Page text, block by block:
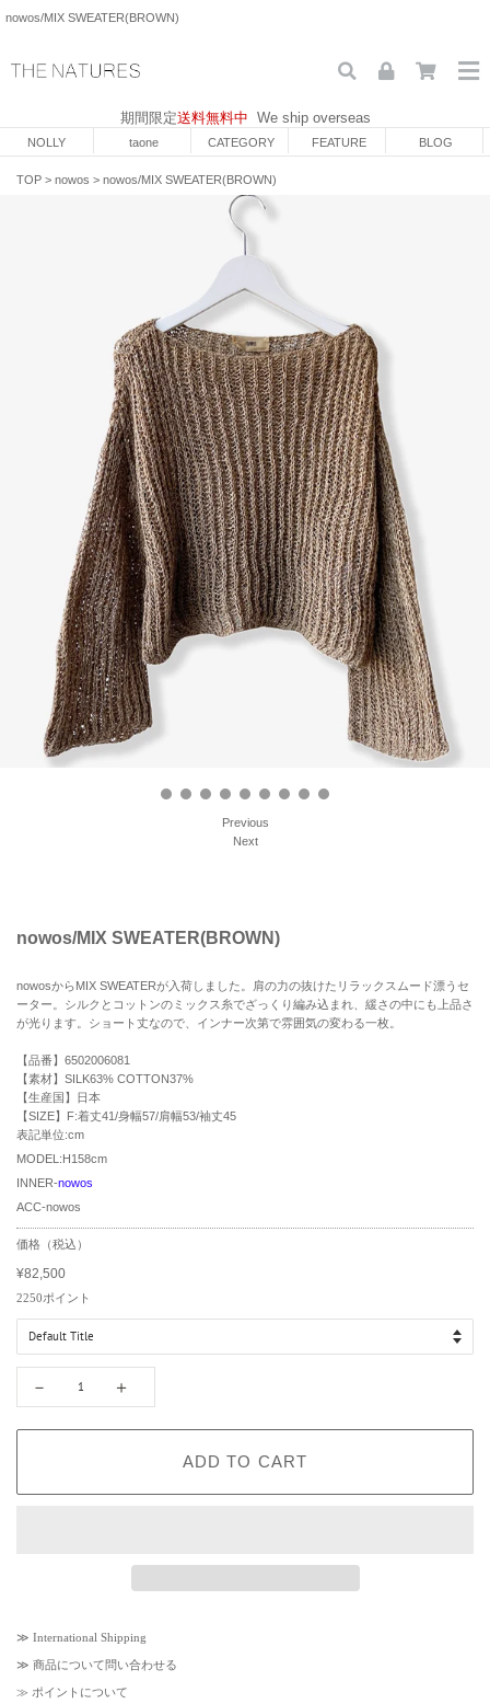
nowos/MIX SWEATER(BROWN)
期間限定送料無料中 We ship overseas
NOLLY taone CATEGORY FEATURE BLOG
TOP > nowos > nowos/MIX SWEATER(BROWN)
Previous
Next
nowos/MIX SWEATER(BROWN)
nowosからMIX SWEATERが入荷しました。肩の力の抜けたリラックスムード漂うセ
ーター。シルクとコットンのミックス糸でざっくり編み込まれ、緩さの中にも上品さ
が光ります。ショート丈なので、インナー次第で雰囲気の変わる一枚。
【品番】6502006081
【素材】SILK63% COTTON37%
【生産国】日本
【SIZE】F:着丈41/身幅57/肩幅53/袖丈45
表記単位:cm
MODEL:H158cm
INNER-nowos
ACC-nowos
R
e
g
u
p
i
価格（税込）
S
a
r
c
¥82,500
2250ポイント
－ ＋
ADD TO CART
≫ International Shipping
≫ 商品について問い合わせる
≫ ポイントについて